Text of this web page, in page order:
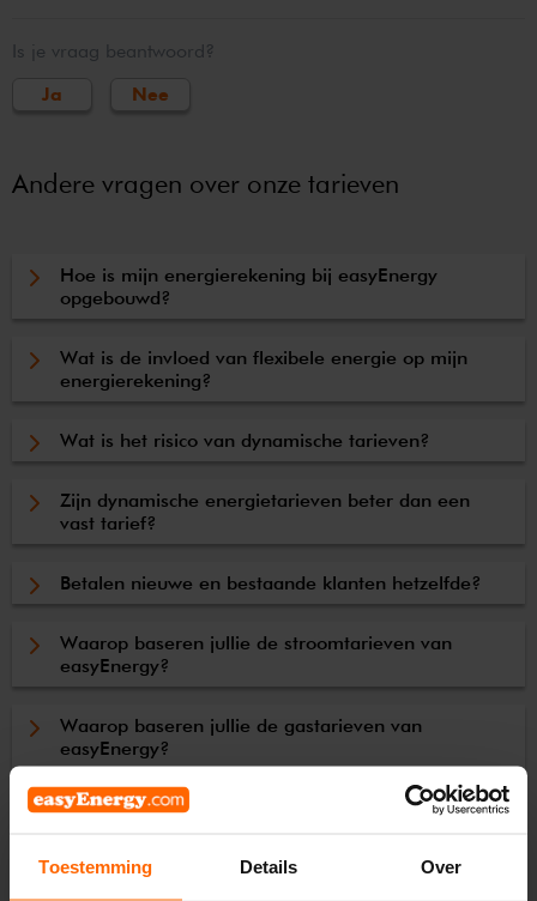
Toestemming Details Over
Is je vraag beantwoord?
Ja
Nee
Andere vragen over onze tarieven
Hoe is mijn energierekening bij easyEnergy
opgebouwd?
Wat is de invloed van flexibele energie op mijn
energierekening?
Wat is het risico van dynamische tarieven?
Zijn dynamische energietarieven beter dan een
vast tarief?
Betalen nieuwe en bestaande klanten hetzelfde?
Waarop baseren jullie de stroomtarieven van
easyEnergy?
Waarop baseren jullie de gastarieven van
easyEnergy?
Prijsplafond 2023: hoe werkt het?
FAQ's naar onderwerp